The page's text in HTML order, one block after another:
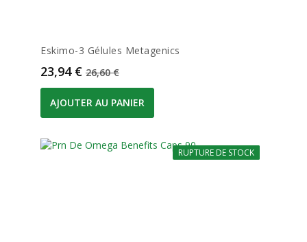
Eskimo-3 Gélules Metagenics
Prix
23,94 € Prix de base
26,60 €
AJOUTER AU PANIER
-10%
RUPTURE DE STOCK